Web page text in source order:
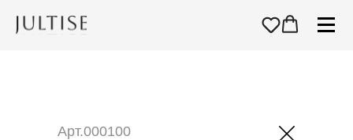
Арт.000100